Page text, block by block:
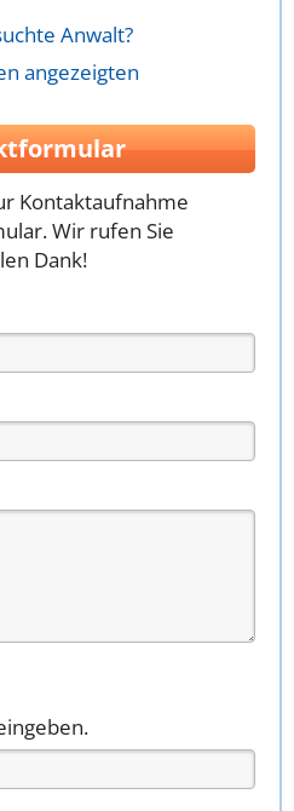
Anwalt?
angezeigten
Kontaktaufnahme
Wir rufen Sie
Dank!